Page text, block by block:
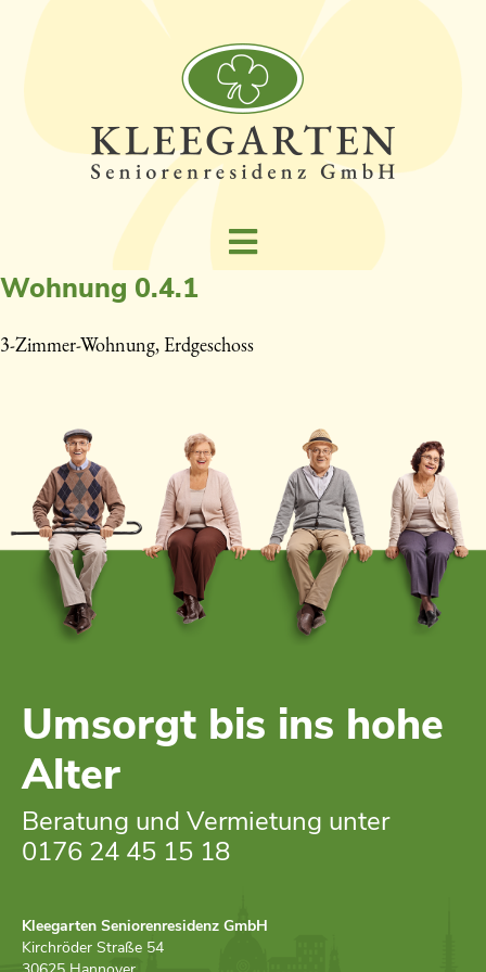
Wohnung 0.4.1
3-Zimmer-Wohnung, Erdgeschoss
Umsorgt bis ins hohe
Alter
Beratung und Vermietung unter
0176 24 45 15 18
Kleegarten Seniorenresidenz GmbH
Kirchröder Straße 54